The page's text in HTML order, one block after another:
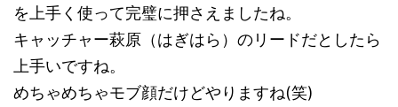
を上手く使って完璧に押さえましたね。
キャッチャー萩原（はぎはら）のリードだとしたら
上手いですね。
めちゃめちゃモブ顔だけどやりますね(笑)